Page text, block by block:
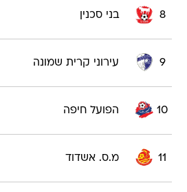
8 בני סכנין
9 עירוני קרית שמונה
10 הפועל חיפה
11 מ.ס. אשדוד